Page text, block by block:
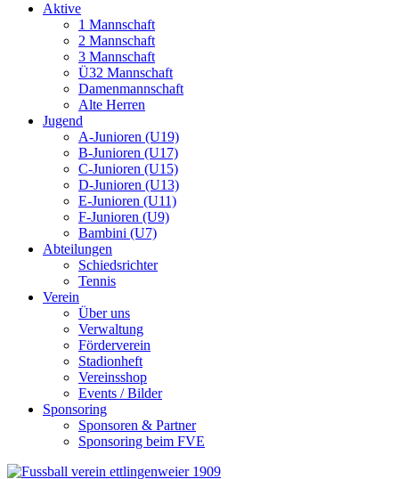
Aktive
1 Mannschaft
2 Mannschaft
3 Mannschaft
Ü32 Mannschaft
Damenmannschaft
Alte Herren
Jugend
A-Junioren (U19)
B-Junioren (U17)
C-Junioren (U15)
D-Junioren (U13)
E-Junioren (U11)
F-Junioren (U9)
Bambini (U7)
Abteilungen
Schiedsrichter
Tennis
Verein
Über uns
Verwaltung
Förderverein
Stadionheft
Vereinsshop
Events / Bilder
Sponsoring
Sponsoren & Partner
Sponsoring beim FVE